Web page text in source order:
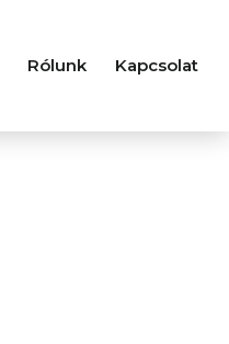
Rólunk Kapcsolat